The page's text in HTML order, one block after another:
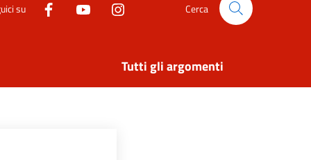
su Cerca
Tutti gli argomenti